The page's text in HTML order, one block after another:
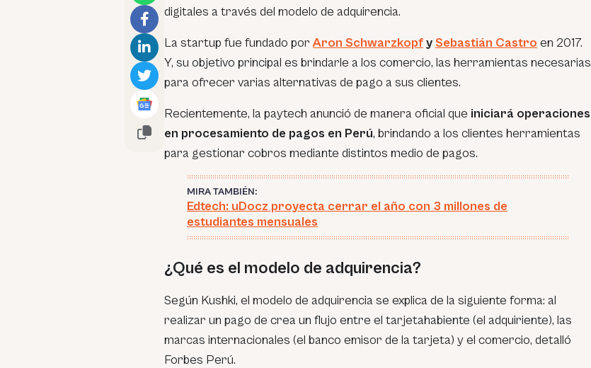
digitales a través del modelo de adquirencia.
La startup fue fundado porAron SchwarzkopfySebastián Castro en 2017.
Y, su objetivo principal es brindarle a los comercio, las herramientas necesarias
para ofrecer varias alternativas de pago a sus clientes.
Recientemente, la paytech anunció de manera oficial que iniciará operaciones
en procesamiento de pagos en Perú, brindando a los clientes herramientas
para gestionar cobros mediante distintos medio de pagos.
MIRA TAMBIÉN:
Edtech: uDocz proyecta cerrar el año con 3 millones de
estudiantes mensuales
¿Qué es el modelo de adquirencia?
Según Kushki, el modelo de adquirencia se explica de la siguiente forma: al
realizar un pago de crea un flujo entre el tarjetahabiente (el adquiriente), las
marcas internacionales (el banco emisor de la tarjeta) y el comercio, detalló
Forbes Perú.